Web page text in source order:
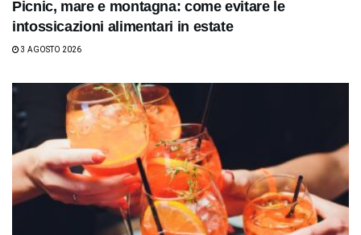
Picnic, mare e montagna: come evitare le
intossicazioni alimentari in estate
3 AGOSTO 2026